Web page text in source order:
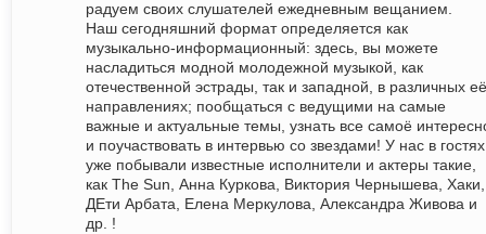
радуем своих слушателей ежедневным вещанием.
Наш сегодняшний формат определяется как
музыкально-информационный: здесь, вы можете
насладиться модной молодежной музыкой, как
отечественной эстрады, так и западной, в различных её
направлениях; пообщаться с ведущими на самые
важные и актуальные темы, узнать все самоё
и поучаствовать в интервью со звездами! У нас в гостях
уже побывали известные исполнители и актеры такие,
как The Sun, Анна Куркова, Виктория Чернышева, Хаки,
ДЕти Арбата, Елена Меркулова, Александра Живова и
др. !